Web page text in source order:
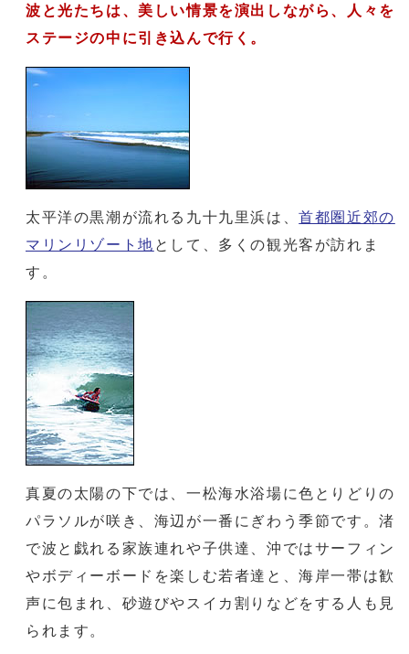
波と光たちは、美しい情景を演出しながら、人々を
ステージの中に引き込んで行く。
太平洋の黒潮が流れる九十九里浜は、首都圏近郊の
マリンリゾート地 として、多くの観光客が訪れま
す。
真夏の太陽の下では、一松海水浴場に色とりどりの
パラソルが咲き、海辺が一番にぎわう季節です。渚
で波と戯れる家族連れや子供達、沖ではサーフィン
やボディーボードを楽しむ若者達と、海岸一帯は歓
声に包まれ、砂遊びやスイカ割りなどをする人も見
られます。